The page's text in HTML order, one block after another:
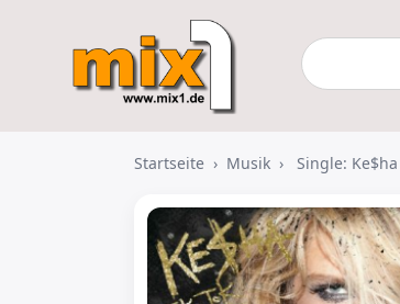
Startseite › Musik › Single: Ke$ha